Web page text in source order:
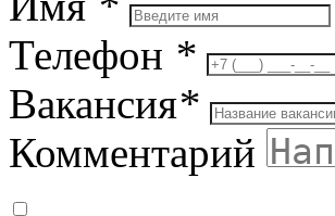
Телефон *
Вакансия*
Комментарий